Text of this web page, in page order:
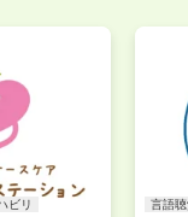
ビリ 言語